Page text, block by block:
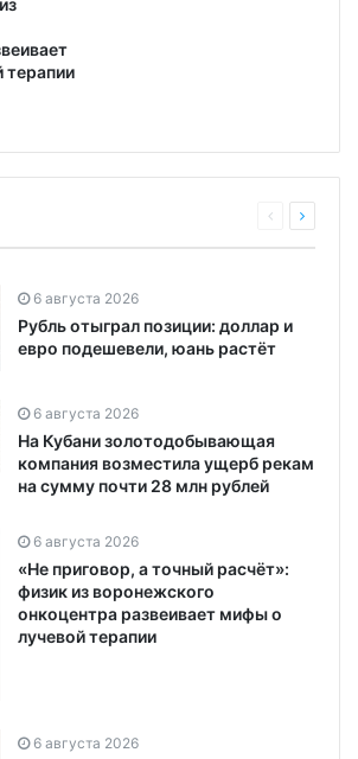
терапии
6 августа 2026
Рубль отыграл позиции: доллар и
евро подешевели, юань растёт
6 августа 2026
На Кубани золотодобывающая
компания возместила ущерб рекам
на сумму почти 28 млн рублей
6 августа 2026
«Не приговор, а точный расчёт»:
физик из воронежского
онкоцентра развеивает мифы о
лучевой терапии
6 августа 2026